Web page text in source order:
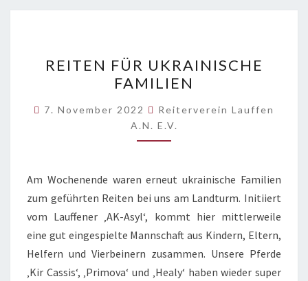
FÜR
UKRAINISCHE
FAMILIEN
REITEN FÜR UKRAINISCHE
FAMILIEN
7. November 2022
Reiterverein Lauffen
A.N. E.V.
Am Wochenende waren erneut ukrainische Familien
zum geführten Reiten bei uns am Landturm. Initiiert
vom Lauffener ‚AK-Asyl‘, kommt hier mittlerweile
eine gut eingespielte Mannschaft aus Kindern, Eltern,
Helfern und Vierbeinern zusammen. Unsere Pferde
‚Kir Cassis‘, ‚Primova‘ und ‚Healy‘ haben wieder super